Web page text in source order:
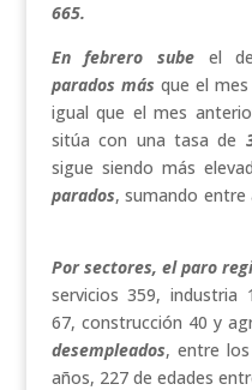
665.
En febrero sube el
parados más que el
igual que el mes
sitúa con una tasa de
sigue siendo más
parados, sumando
Por sectores, el paro
servicios 359, industria
67, construcción 40 y
desempleados, entre
años, 227 de edades